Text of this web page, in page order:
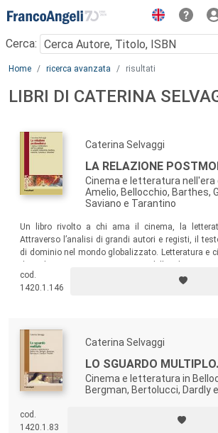
Menu
Cerca:
Main content
Home ricerca avanzata risultati
LIBRI DI CATERINA
Caterina Selvaggi
LA RELAZIONE
Cinema e letteratura nell'era
Amelio, Bellocchio, Barthes,
Saviano e Tarantino
Un libro rivolto a chi ama il cinema, la
Attraverso l’analisi di grandi autori e registi, il
di dominio nel mondo globalizzato. Letteratura e
usate e le parole possono divenire armi…
cod.
1420.1.146
Caterina Selvaggi
LO SGUARDO MULTIPLO.
Cinema e letteratura in
Bergman, Bertolucci, Dardly
cod.
1420.1.83